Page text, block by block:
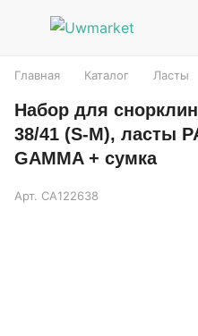
Главная Каталог Ласты
Набор для
38/41 (S-M), ласты
GAMMA + сумка
Арт. CA122638